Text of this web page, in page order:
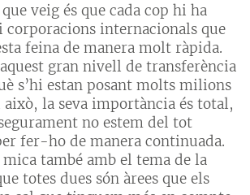
que veig és que cada cop hi ha
corporacions internacionals que
feina de manera molt ràpida.
gran nivell de transferència
s’hi estan posant molts milions
la seva importància és total,
no estem del tot
fer-ho de manera continuada.
mica també amb el tema de la
totes dues són àrees que els